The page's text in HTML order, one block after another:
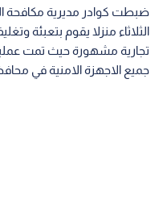
ضبطت كوادر مديرية مكافحة
الثلاثاء منزلا يقوم بتعبئة
تجارية مشهورة حيث تمت
جميع الاجهزة الامنية في